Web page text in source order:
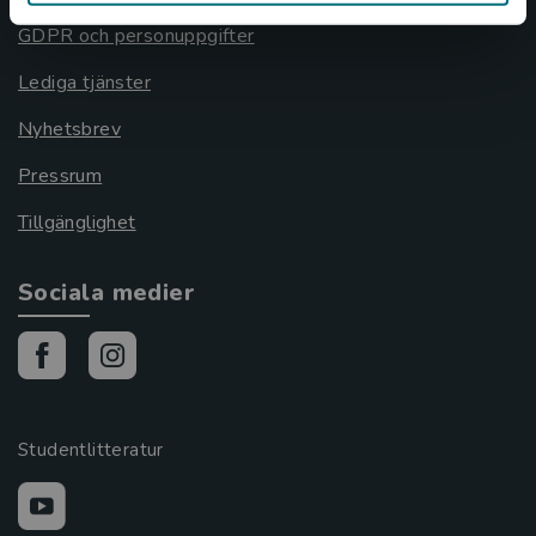
GDPR och personuppgifter
Lediga tjänster
Nyhetsbrev
Pressrum
Tillgänglighet
Sociala medier
Studentlitteratur